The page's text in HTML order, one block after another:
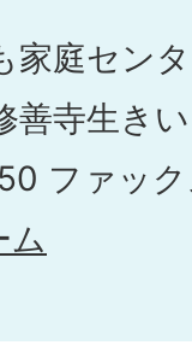
家庭セン
善寺生き
ファッ
ム